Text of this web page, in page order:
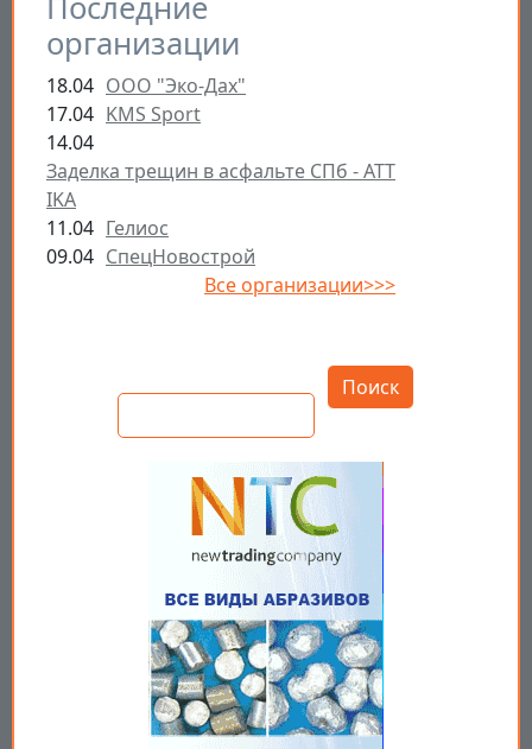
организации
18.04 ООО "Эко-Дах"
17.04 KMS Sport
14.04
Заделка трещин в асфальте СПб - ATT
IKA
11.04 Гелиос
09.04 СпецНовострой
Все организации>>>